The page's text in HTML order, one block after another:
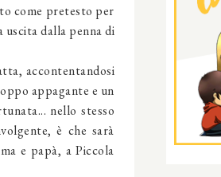
come pretesto per
dalla penna di
accontentandosi
appagante e un
nello stesso
è che sarà
e papà, a Piccola